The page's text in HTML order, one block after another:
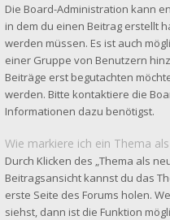
Die Board-Administration kann
in dem du einen Beitrag erstellt
werden müssen. Es ist auch
einer Gruppe von Benutzern
Beiträge erst begutachten
werden. Bitte kontaktiere die
Informationen dazu benötigst.
Wie markiere ich ein Thema
Durch Klicken des „Thema als
Beitragsansicht kannst du das
erste Seite des Forums holen.
siehst, dann ist die Funktion